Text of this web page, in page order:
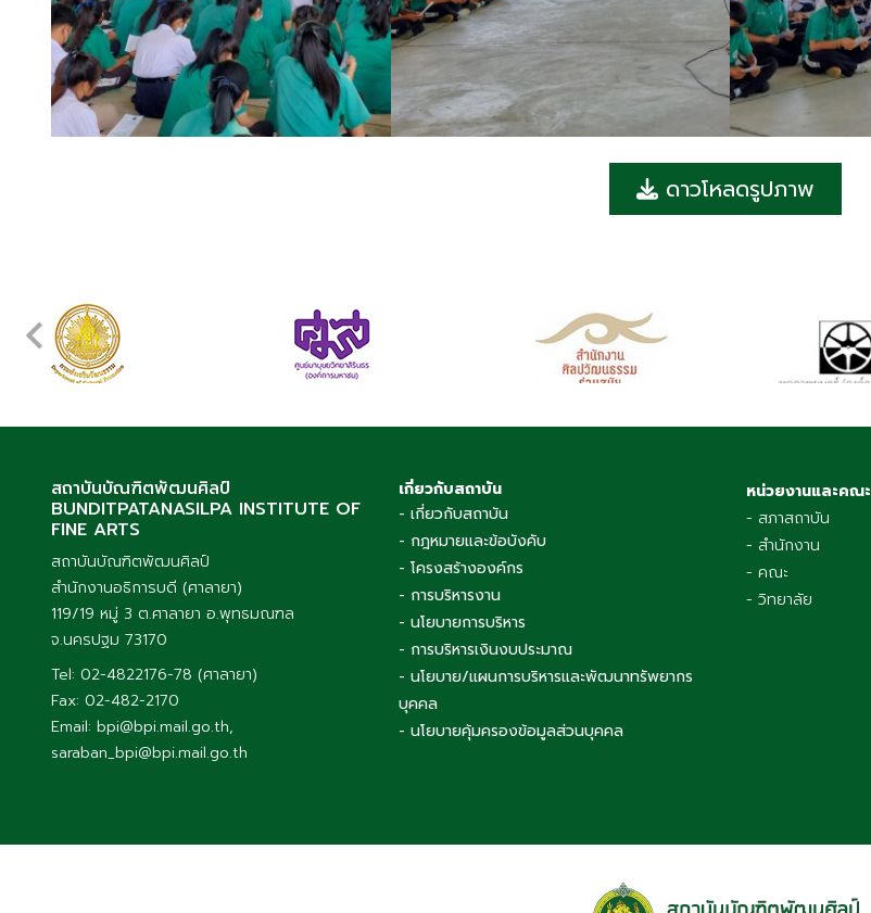
ดาวโหลดรูปภาพ
สถาบันบัณฑิตพัฒนศิลป์
BUNDITPATANASILPA INSTITUTE OF
FINE ARTS
สถาบันบัณฑิตพัฒนศิลป์
สำนักงานอธิการบดี (ศาลายา)
119/19 หมู่ 3 ต.ศาลายา อ.พุทธมณฑล
จ.นครปฐม 73170
Tel: 02-4822176-78 (ศาลายา)
Fax: 02-482-2170
Email: bpi@bpi.mail.go.th,
saraban_bpi@bpi.mail.go.th
เกี่ยวกับสถาบัน
- เกี่ยวกับสถาบัน
- กฎหมายและข้อบังคับ
- โครงสร้างองค์กร
- การบริหารงาน
- นโยบายการบริหาร
- การบริหารเงินงบประมาณ
- นโยบาย/แผนการบริหารและพัฒนาทรัพยากร
บุคคล
- นโยบายคุ้มครองข้อมูลส่วนบุคคล
หน่วยงานและคณะ
- สภาสถาบัน
- สำนักงาน
- คณะ
- วิทยาลัย